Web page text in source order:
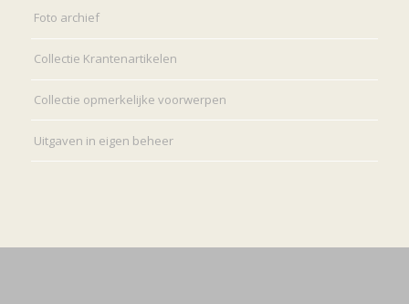
Foto archief
Collectie Krantenartikelen
Collectie opmerkelijke voorwerpen
Uitgaven in eigen beheer